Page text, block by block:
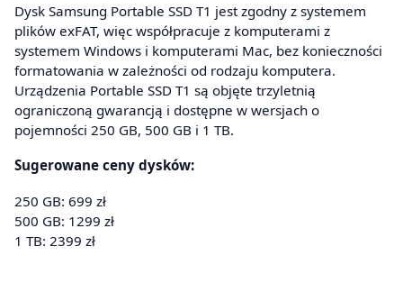
Dysk Samsung Portable SSD T1 jest zgodny z systemem
plików exFAT, więc współpracuje z komputerami z
systemem Windows i komputerami Mac, bez konieczności
formatowania w zależności od rodzaju komputera.
Urządzenia Portable SSD T1 są objęte trzyletnią
ograniczoną gwarancją i dostępne w wersjach o
pojemności 250 GB, 500 GB i 1 TB.
Sugerowane ceny dysków:
250 GB: 699 zł
500 GB: 1299 zł
1 TB: 2399 zł